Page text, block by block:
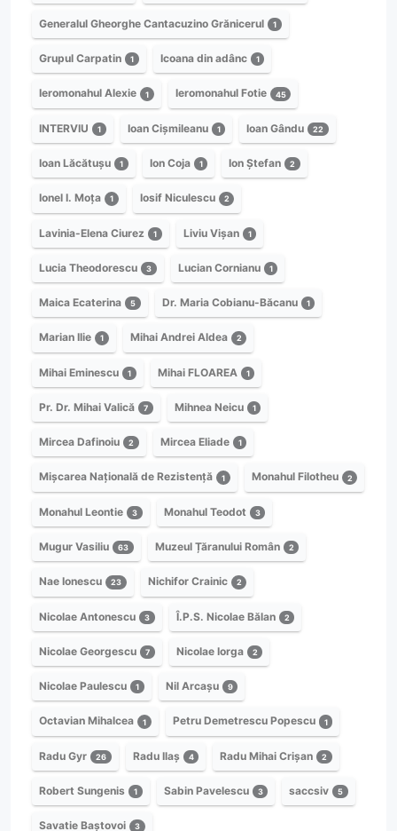
Generalul Gheorghe Cantacuzino Grănicerul 1
Grupul Carpatin 1 Icoana din adânc 1
Ieromonahul Alexie 1 Ieromonahul Fotie 45
INTERVIU 1 Ioan Cișmileanu 1 Ioan Gându 22
Ioan Lăcătușu 1 Ion Coja 1 Ion Ștefan 2
Ionel I. Moța 1 Iosif Niculescu 2
Lavinia-Elena Ciurez 1 Liviu Vișan 1
Lucia Theodorescu 3 Lucian Cornianu 1
Maica Ecaterina 5 Dr. Maria Cobianu-Băcanu 1
Marian Ilie 1 Mihai Andrei Aldea 2
Mihai Eminescu 1 Mihai FLOAREA 1
Pr. Dr. Mihai Valică 7 Mihnea Neicu 1
Mircea Dafinoiu 2 Mircea Eliade 1
Mișcarea Națională de Rezistență 1 Monahul Filotheu 2
Monahul Leontie 3 Monahul Teodot 3
Mugur Vasiliu 63 Muzeul Țăranului Român 2
Nae Ionescu 23 Nichifor Crainic 2
Nicolae Antonescu 3 Î.P.S. Nicolae Bălan 2
Nicolae Georgescu 7 Nicolae Iorga 2
Nicolae Paulescu 1 Nil Arcașu 9
Octavian Mihalcea 1 Petru Demetrescu Popescu 1
Radu Gyr 26 Radu Ilaș 4 Radu Mihai Crișan 2
Robert Sungenis 1 Sabin Pavelescu 3 saccsiv 5
Savatie Baștovoi 3